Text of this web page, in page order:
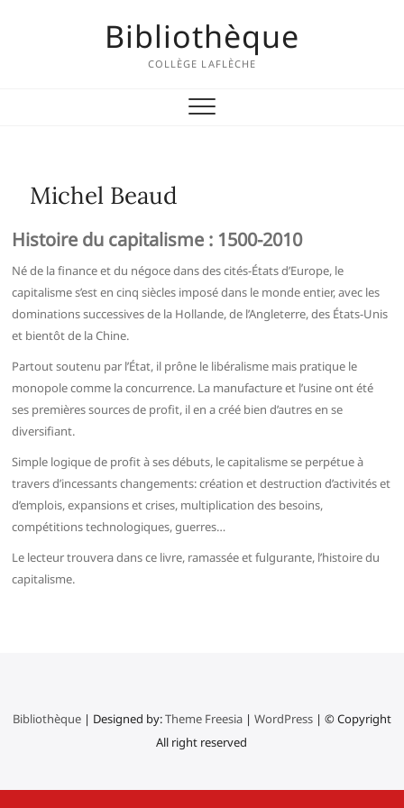
Bibliothèque
COLLÈGE LAFLÈCHE
Michel Beaud
Histoire du capitalisme : 1500-2010
Né de la finance et du négoce dans des cités-États d’Europe, le
capitalisme s’est en cinq siècles imposé dans le monde entier, avec les
dominations successives de la Hollande, de l’Angleterre, des États-Unis
et bientôt de la Chine.
Partout soutenu par l’État, il prône le libéralisme mais pratique le
monopole comme la concurrence. La manufacture et l’usine ont été
ses premières sources de profit, il en a créé bien d’autres en se
diversifiant.
Simple logique de profit à ses débuts, le capitalisme se perpétue à
travers d’incessants changements: création et destruction d’activités et
d’emplois, expansions et crises, multiplication des besoins,
compétitions technologiques, guerres…
Le lecteur trouvera dans ce livre, ramassée et fulgurante, l’histoire du
capitalisme.
Bibliothèque| Designed by:Theme Freesia| WordPress| © Copyright
All right reserved